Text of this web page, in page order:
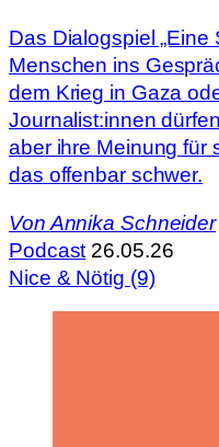
Das Dialogspiel „Eine
Menschen ins
dem Krieg in Gaza
Journalist:innen
aber ihre Meinung für
das offenbar schwer.
Von Annika Schneider
Podcast 26.05.26
Nice & Nötig (9)